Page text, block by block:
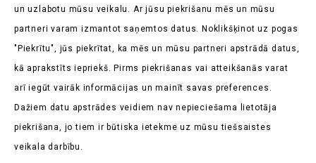
Produkti
Mūsu Uzņēmums
un uzlabotu mūsu veikalu. Ar jūsu piekrišanu mēs un mūsu
partneri varam izmantot saņemtos datus. Noklikšķinot uz pogas
"Piekrītu", jūs piekrītat, ka mēs un mūsu partneri apstrādā datus,
kā aprakstīts iepriekš. Pirms piekrišanas vai atteikšanās varat
arī iegūt vairāk informācijas un mainīt savas preferences.
Dažiem datu apstrādes veidiem nav nepieciešama lietotāja
piekrišana, jo tiem ir būtiska ietekme uz mūsu tiešsaistes
veikala darbību.